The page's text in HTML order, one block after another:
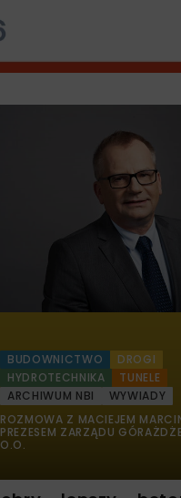
BUDOWNICTWO
DROGI
HYDROTECHNIKA
TUNELE
ARCHIWUM NBI
WYWIADY
ROZMOWA Z MACIEJEM
PREZESEM ZARZĄDU
O.O.